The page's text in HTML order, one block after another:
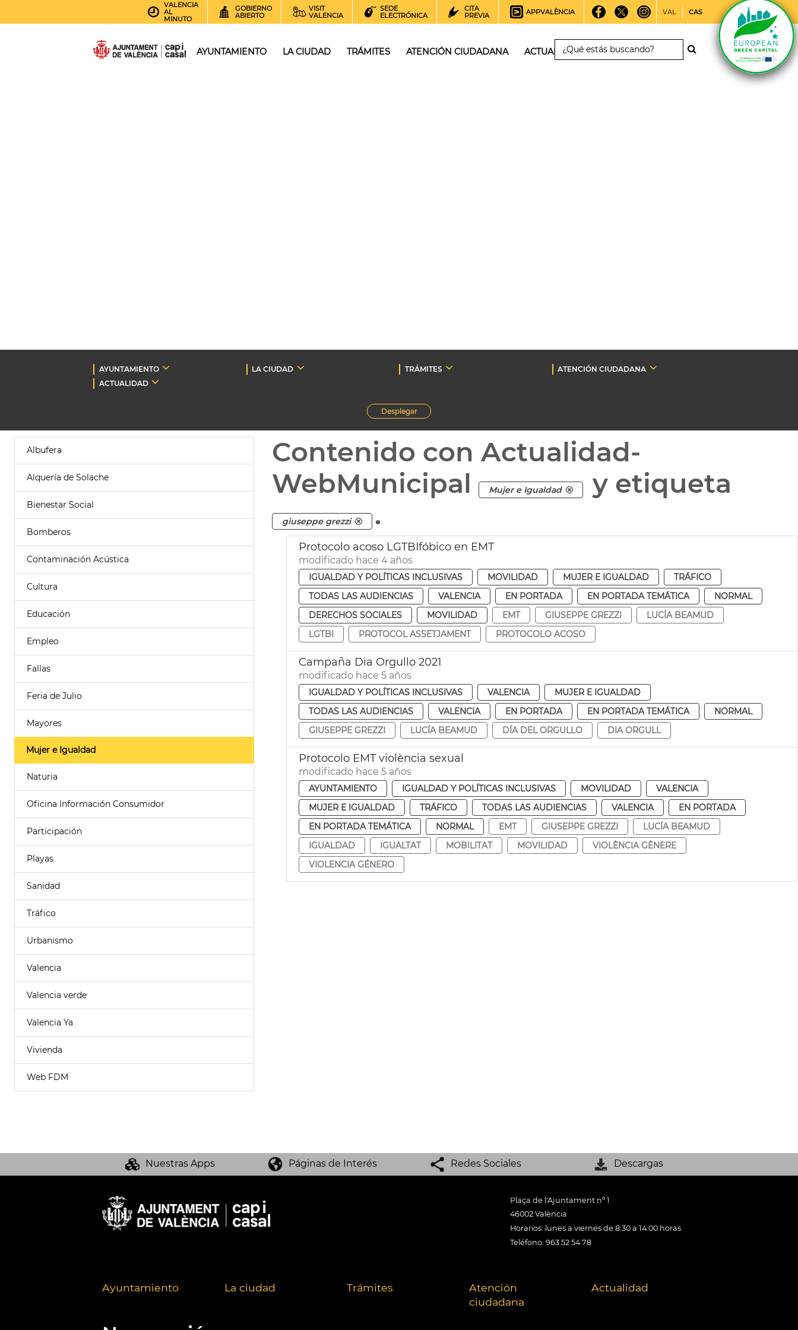
VALENCIA
AL
MINUTO
GOBIERNO
ABIERTO
VISIT
VALENCIA
SEDE
ELECTRÓNICA
CITA
PREVIA
APPVALÈNCIA VAL CAS
AYUNTAMIENTO LA CIUDAD TRÁMITES ATENCIÓN CIUDADANA ACTUALIDAD
AYUNTAMIENTO LA CIUDAD TRÁMITES
ATENCIÓN CIUDADANA
ACTUALIDAD
Desplegar
Albufera
Alquería de Solache
Bienestar Social
Bomberos
Contaminación Acústica
Cultura
Educación
Empleo
Fallas
Feria de Julio
Mayores
Mujer e Igualdad
Naturia
Oficina Información Consumidor
Participación
Playas
Sanidad
Tráfico
Urbanismo
Valencia
Valencia verde
Valencia Ya
Vivienda
Web FDM
Contenido con Actualidad-
WebMunicipal
Mujer e Igualdad y etiqueta
giuseppe grezzi .
Protocolo acoso LGTBIfóbico en EMT
modificado hace 4 años
IGUALDAD Y POLÍTICAS INCLUSIVAS MOVILIDAD MUJER E IGUALDAD
TRÁFICO
TODAS LAS AUDIENCIAS
VALENCIA EN PORTADA EN PORTADA TEMÁTICA
NORMAL
DERECHOS SOCIALES
MOVILIDAD EMT GIUSEPPE GREZZI
LUCÍA BEAMUD
LGTBI
PROTOCOL ASSETJAMENT PROTOCOLO ACOSO
Campaña Dia Orgullo 2021
modificado hace 5 años
IGUALDAD Y POLÍTICAS INCLUSIVAS VALENCIA
MUJER E IGUALDAD
TODAS LAS AUDIENCIAS
VALENCIA EN PORTADA EN PORTADA TEMÁTICA
NORMAL
GIUSEPPE GREZZI
LUCÍA BEAMUD DÍA DEL ORGULLO DIA ORGULL
Protocolo EMT violència sexual
modificado hace 5 años
AYUNTAMIENTO IGUALDAD Y POLÍTICAS INCLUSIVAS MOVILIDAD
VALENCIA
MUJER E IGUALDAD
TRÁFICO TODAS LAS AUDIENCIAS VALENCIA
EN PORTADA
EN PORTADA TEMÁTICA
NORMAL EMT GIUSEPPE GREZZI
LUCÍA BEAMUD
IGUALDAD
IGUALTAT MOBILITAT MOVILIDAD
VIOLÈNCIA GÈNERE
VIOLENCIA GÉNERO
Nuestras Apps Páginas de Interés Redes Sociales Descargas
Plaça de l'Ajuntament nº 1
46002 València
Horarios: lunes a viernes de 8:30 a 14:00 horas
Teléfono: 963 52 54 78
Ayuntamiento La ciudad Trámites
Atención
ciudadana
Actualidad